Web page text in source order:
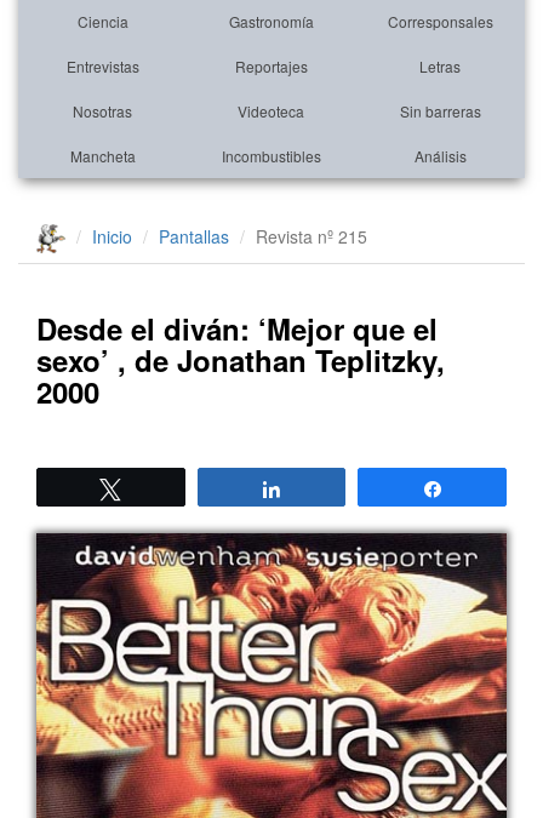
Ciencia Gastronomía Corresponsales
Entrevistas Reportajes Letras
Nosotras Videoteca Sin barreras
Mancheta Incombustibles Análisis
Inicio Pantallas Revista nº 215
Desde el diván: ‘Mejor que el
sexo’ , de Jonathan Teplitzky,
2000